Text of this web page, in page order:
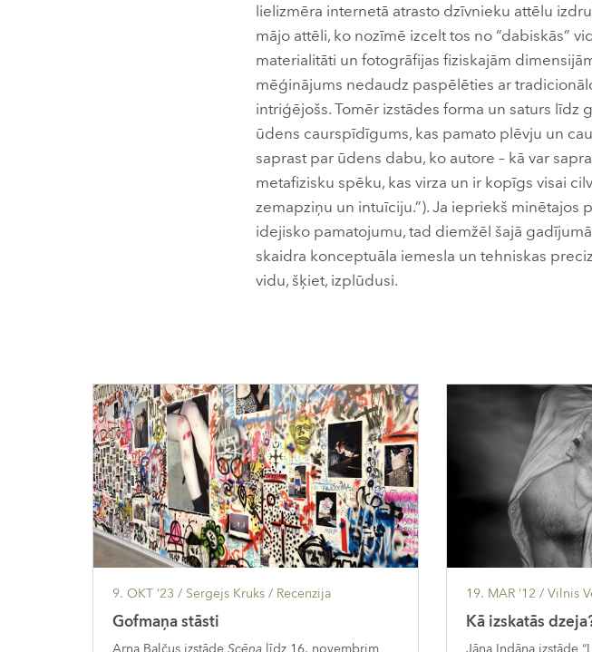
lielizmēra internetā atrasto dzīvnieku attēlu
mājo attēli, ko nozīmē izcelt tos no “dabiskās”
materialitāti un fotogrāfijas fiziskajām
mēģinājums nedaudz paspēlēties ar
intriģējošs. Tomēr izstādes forma un saturs līdz
ūdens caurspīdīgums, kas pamato plēvju un
saprast par ūdens dabu, ko autore – kā var
metafizisku spēku, kas virza un ir kopīgs visai
zemapziņu un intuīciju.”). Ja iepriekš
idejisko pamatojumu, tad diemžēl šajā
skaidra konceptuāla iemesla un tehniskas
vidu, šķiet, izplūdusi.
9. OKT ’23 / Sergejs Kruks / Recenzija
Gofmaņa stāsti
19. MAR ’12 / Vilnis
Kā izskatās